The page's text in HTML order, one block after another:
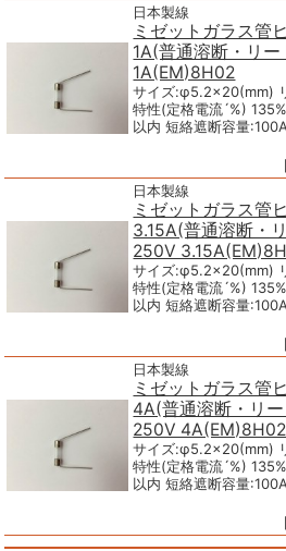
日本製線
ミゼットガラス管
1A(普通溶断・リ
1A(EM)8H02
サイズ:φ5.2×20(mm)
特性(定格電流´%)
以内 短絡遮断容量:100A
日本製線
ミゼットガラス管
3.15A(普通溶断・
250V
サイズ:φ5.2×20(mm)
特性(定格電流´%)
以内 短絡遮断容量:100A
日本製線
ミゼットガラス管
4A(普通溶断・リ
250V 4A(EM)8H02
サイズ:φ5.2×20(mm)
特性(定格電流´%)
以内 短絡遮断容量:100A